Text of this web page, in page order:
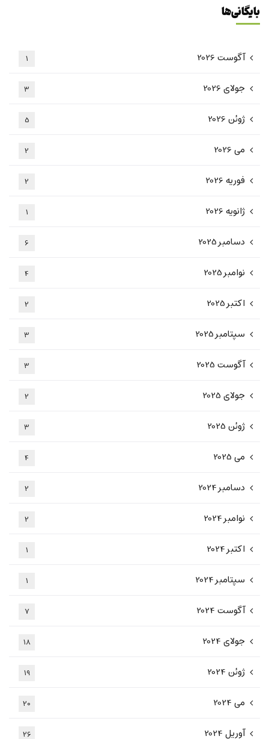
بایگانی‌ها
آگوست 2026 1
جولای 2026 3
ژوئن 2026 5
می 2026 2
فوریه 2026 2
ژانویه 2026 1
دسامبر 2025 6
نوامبر 2025 4
اکتبر 2025 2
سپتامبر 2025 3
آگوست 2025 3
جولای 2025 2
ژوئن 2025 3
می 2025 4
دسامبر 2024 2
نوامبر 2024 2
اکتبر 2024 1
سپتامبر 2024 1
آگوست 2024 7
جولای 2024 18
ژوئن 2024 19
می 2024 20
آوریل 2024 26